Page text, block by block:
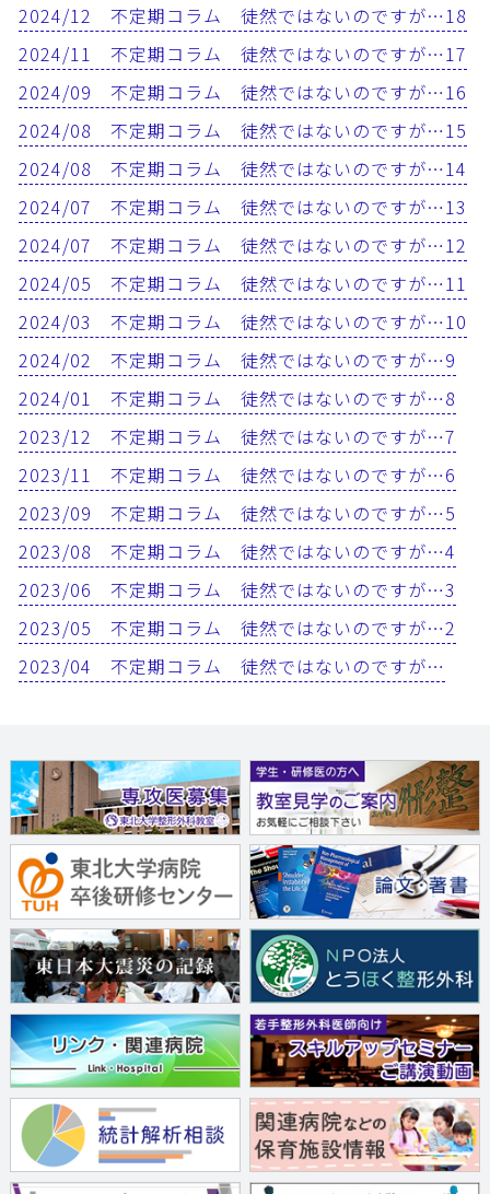
2024/12 不定期コラム 徒然ではないのですが…18
2024/11 不定期コラム 徒然ではないのですが…17
2024/09 不定期コラム 徒然ではないのですが…16
2024/08 不定期コラム 徒然ではないのですが…15
2024/08 不定期コラム 徒然ではないのですが…14
2024/07 不定期コラム 徒然ではないのですが…13
2024/07 不定期コラム 徒然ではないのですが…12
2024/05 不定期コラム 徒然ではないのですが…11
2024/03 不定期コラム 徒然ではないのですが…10
2024/02 不定期コラム 徒然ではないのですが…9
2024/01 不定期コラム 徒然ではないのですが…8
2023/12 不定期コラム 徒然ではないのですが…7
2023/11 不定期コラム 徒然ではないのですが…6
2023/09 不定期コラム 徒然ではないのですが…5
2023/08 不定期コラム 徒然ではないのですが…4
2023/06 不定期コラム 徒然ではないのですが…3
2023/05 不定期コラム 徒然ではないのですが…2
2023/04 不定期コラム 徒然ではないのですが…